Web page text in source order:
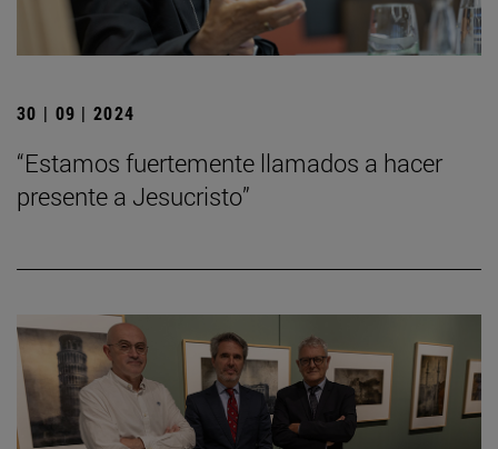
30 | 09 | 2024
“Estamos fuertemente llamados a hacer
presente a Jesucristo”